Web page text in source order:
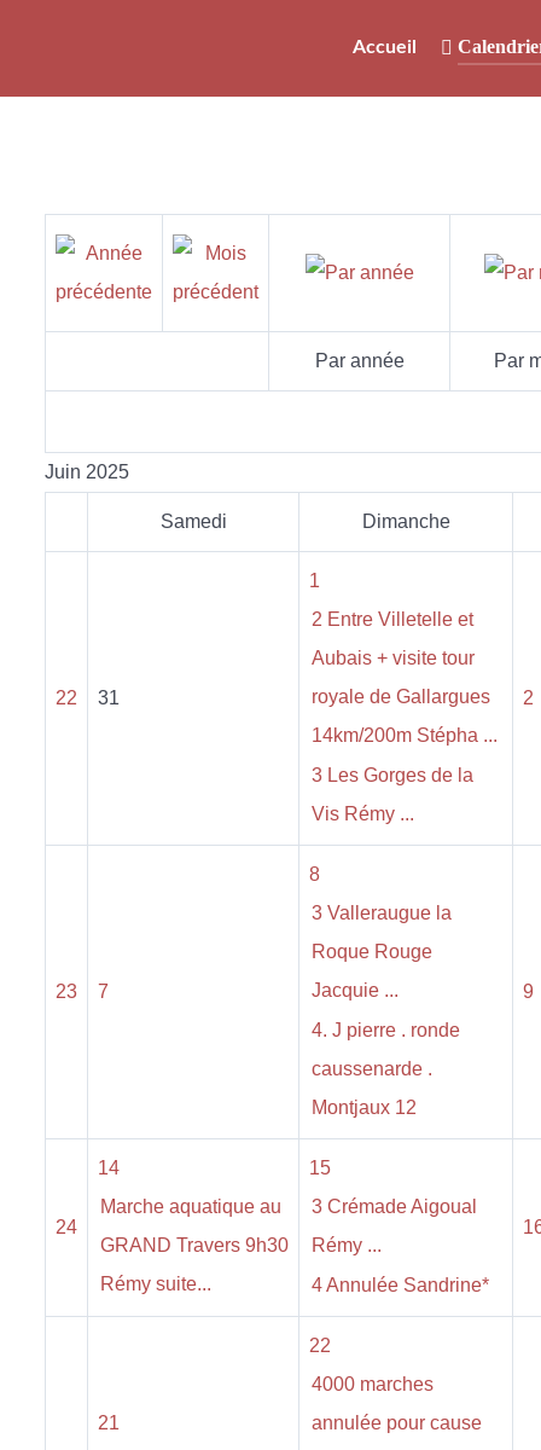
Accueil
Par année Par
Juin 2025
Samedi Dimanche
22 31
1
2 Entre Villetelle et
Aubais + visite tour
royale de Gallargues
14km/200m Stépha ...
3 Les Gorges de la
Vis Rémy ...
2
23 7
8
3 Valleraugue la
Roque Rouge
Jacquie ...
4. J pierre . ronde
caussenarde .
Montjaux 12
9
24
14
Marche aquatique au
GRAND Travers 9h30
Rémy suite...
15
3 Crémade Aigoual
Rémy ...
4 Annulée Sandrine*
21
22
4000 marches
annulée pour cause